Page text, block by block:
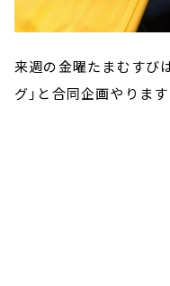
来週の金曜たまむすび
グ」と合同企画やりま